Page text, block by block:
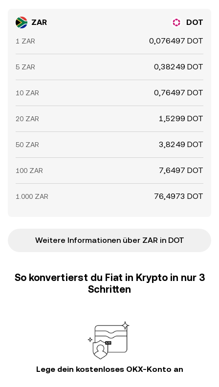
ZAR DOT
1 ZAR 0,076497 DOT
5 ZAR 0,38249 DOT
10 ZAR 0,76497 DOT
20 ZAR 1,5299 DOT
50 ZAR 3,8249 DOT
100 ZAR 7,6497 DOT
1.000 ZAR 76,4973 DOT
Weitere Informationen über ZAR in DOT
So konvertierst du Fiat in Krypto in nur 3
Schritten
Lege dein kostenloses OKX-Konto an